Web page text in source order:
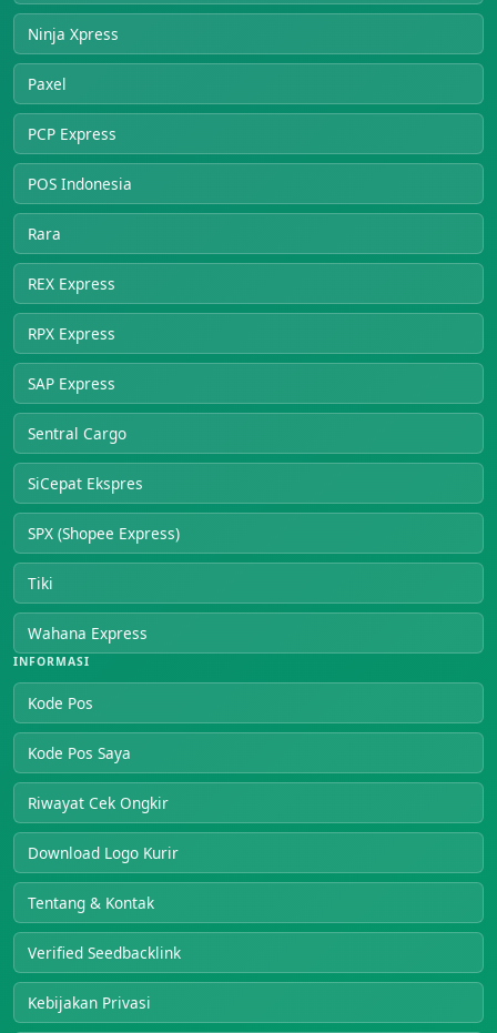
Ninja Xpress
Paxel
PCP Express
POS Indonesia
Rara
REX Express
RPX Express
SAP Express
Sentral Cargo
SiCepat Ekspres
SPX (Shopee Express)
Tiki
Wahana Express
INFORMASI
Kode Pos
Kode Pos Saya
Riwayat Cek Ongkir
Download Logo Kurir
Tentang & Kontak
Verified Seedbacklink
Kebijakan Privasi